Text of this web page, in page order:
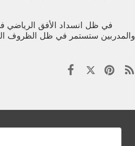
في ظل انسداد الأفق الرياضي
والمدربين ستستمر في ظل الظروف